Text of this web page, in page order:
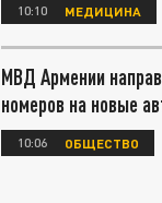
10:10 МЕДИЦИНА
МВД Армении
номеров на новые
10:06 ОБЩЕСТВО